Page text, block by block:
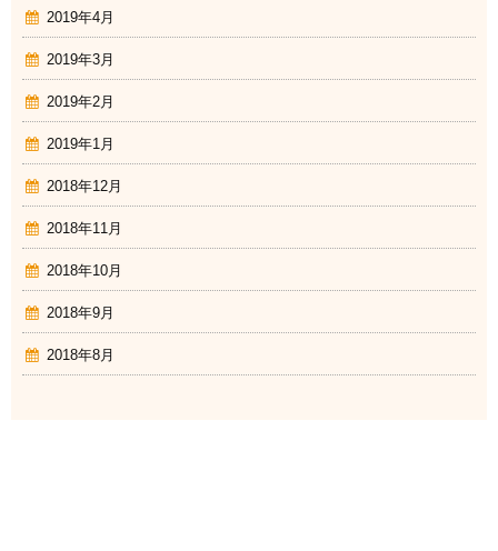
2019年4月
2019年3月
2019年2月
2019年1月
2018年12月
2018年11月
2018年10月
2018年9月
2018年8月